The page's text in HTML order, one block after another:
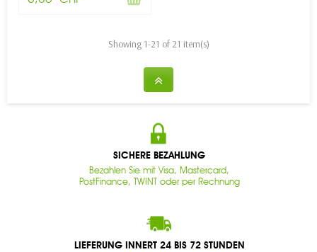
Showing 1-21 of 21 item(s)
SICHERE BEZAHLUNG
Bezahlen Sie mit Visa, Mastercard,
PostFinance, TWINT oder per Rechnung
LIEFERUNG INNERT 24 BIS 72 STUNDEN